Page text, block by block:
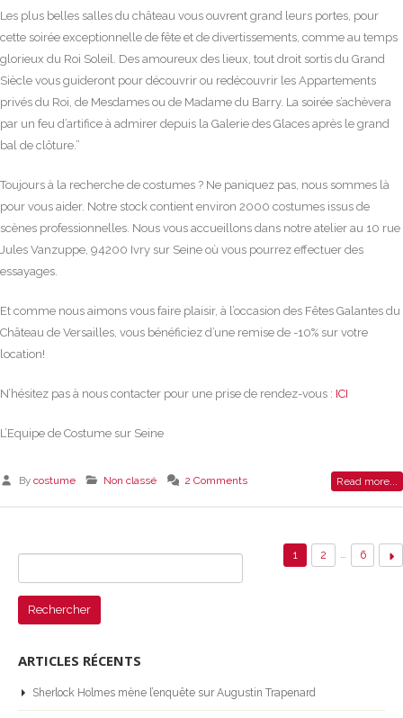
Les plus belles salles du château vous ouvrent grand leurs portes, pour
cette soirée exceptionnelle de fête et de divertissements, comme au temps
glorieux du Roi Soleil. Des amoureux des lieux, tout droit sortis du Grand
Siècle vous guideront pour découvrir ou redécouvrir les Appartements
privés du Roi, de Mesdames ou de Madame du Barry. La soirée s’achèvera
par un feu d’artifice à admirer depuis la Galerie des Glaces après le grand
bal de clôture.”
Toujours à la recherche de costumes ? Ne paniquez pas, nous sommes là
pour vous aider. Notre stock contient environ 2000 costumes issus de
scènes professionnelles. Nous vous accueillons dans notre atelier au 10 rue
Jules Vanzuppe, 94200 Ivry sur Seine où vous pourrez effectuer des
essayages.
Et comme nous aimons vous faire plaisir, à l’occasion des Fêtes Galantes du
Château de Versailles, vous bénéficiez d’une remise de -10% sur votre
location!
N’hésitez pas à nous contacter pour une prise de rendez-vous : ICI
L’Equipe de Costume sur Seine
By costume Non classé 2 Comments Read more...
1 2 6
ARTICLES RÉCENTS
Sherlock Holmes mène l’enquête sur Augustin Trapenard